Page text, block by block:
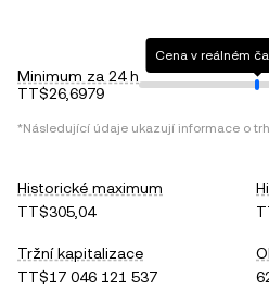
Minimum za 24 h
TT$26,6979
Cena v reálném
*Následující údaje ukazují informace o
Historické maximum
TT$305,04
Tržní kapitalizace
TT$17 046 121 537